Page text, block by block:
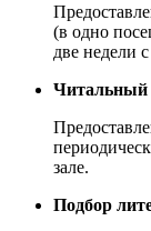
(в одно
две недели
Читальный
зале.
Подбор